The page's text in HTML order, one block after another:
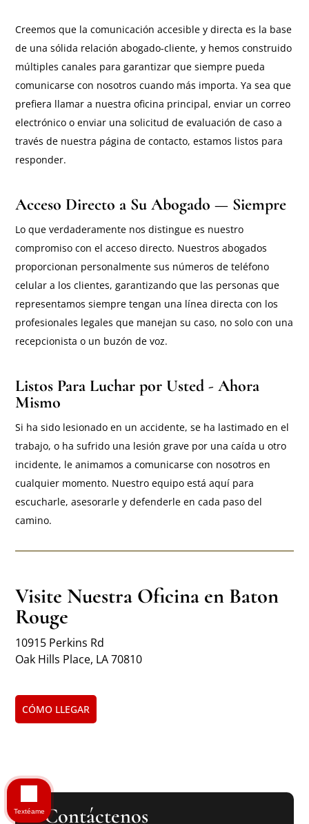
Creemos que la comunicación accesible y directa es la base
de una sólida relación abogado-cliente, y hemos construido
múltiples canales para garantizar que siempre pueda
comunicarse con nosotros cuando más importa. Ya sea que
prefiera llamar a nuestra oficina principal, enviar un correo
electrónico o enviar una solicitud de evaluación de caso a
través de nuestra página de contacto, estamos listos para
responder.
Acceso Directo a Su Abogado — Siempre
Lo que verdaderamente nos distingue es nuestro
compromiso con el acceso directo. Nuestros abogados
proporcionan personalmente sus números de teléfono
celular a los clientes, garantizando que las personas que
representamos siempre tengan una línea directa con los
profesionales legales que manejan su caso, no solo con una
recepcionista o un buzón de voz.
Listos Para Luchar por Usted - Ahora
Mismo
Si ha sido lesionado en un accidente, se ha lastimado en el
trabajo, o ha sufrido una lesión grave por una caída u otro
incidente, le animamos a comunicarse con nosotros en
cualquier momento. Nuestro equipo está aquí para
escucharle, asesorarle y defenderle en cada paso del
camino.
Visite Nuestra Oficina en Baton
Rouge
10915 Perkins Rd
Oak Hills Place, LA 70810
CÓMO LLEGAR
Contáctenos
Textéame